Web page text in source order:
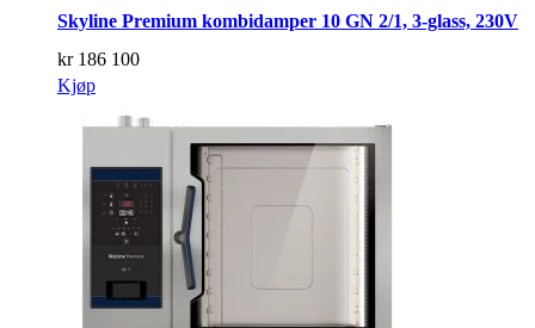
Skyline Premium kombidamper 10 GN 2/1, 3-glass, 230V
kr186 100
Kjøp